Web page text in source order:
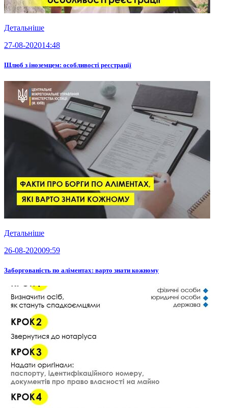
Детальніше
27-08-202014:48
Шлюб з іноземцем: особливості реєстрації
Детальніше
26-08-202009:59
Заборгованість по аліментах: варто знати кожному